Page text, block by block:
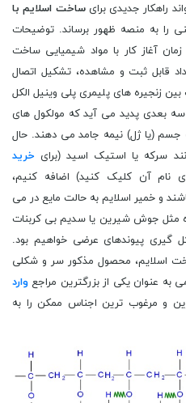
راهکار جدیدی برایساخت اسلایم با
را به منصه ظهور برساند. توضیحات
آغاز کار با مواد شیمیایی ساخت
قابل ثبت و مشاهده، تشکیل اتصال
زنجیره های پلیمری پلی وینیل الکل
سه بعدی پدید می آید که مولکول های
(یا ژل) نیمه جامد می دهند. حال
سرکه یا استیک اسید (برای خرید
نام آن کلیک کنید) اضافه کنیم،
و خمیر اسلایم به حالت مایع در می
مثل جوش شیرین یا سدیم بی کربنات
گیری پیوندهای عرضی خواهیم بود.
اسلایم، محصول مذکور سر و شکلی
به عنوان یکی از بزرگترین مراجع وارد
و مرغوب ترین اجناس ممکن را به